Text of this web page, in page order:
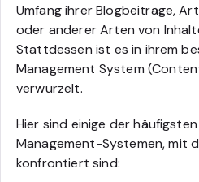
Umfang ihrer Blogbeiträge,
oder anderer Arten von
Stattdessen ist es in ihrem
Management System
verwurzelt.
Hier sind einige der
Management-Systemen, mit
konfrontiert sind: